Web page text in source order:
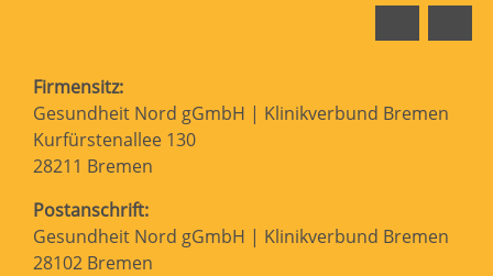
Firmensitz:
Gesundheit Nord gGmbH | Klinikverbund Bremen
Kurfürstenallee 130
28211 Bremen
Postanschrift:
Gesundheit Nord gGmbH | Klinikverbund Bremen
28102 Bremen